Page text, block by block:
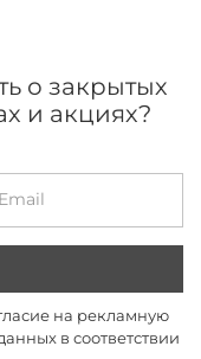
о закрытых
и акциях?
на рекламную
в соответствии